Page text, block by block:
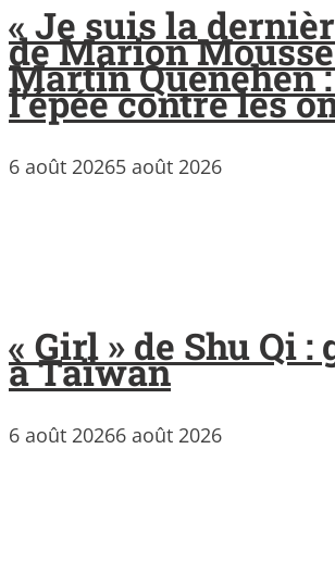
« Je suis la
de Marion
Martin Quenehen
l’épée contre les
6 août 20265 août 2026
« Girl » de Shu Qi
à Taïwan
6 août 20266 août 2026